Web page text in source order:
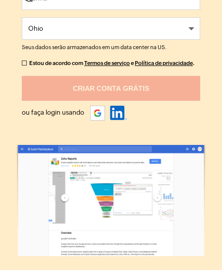
Seus dados serão armazenados em um data center na US
Estou de acordo comTermos de serviçoePolítica de privacidade.
ou faça login usando